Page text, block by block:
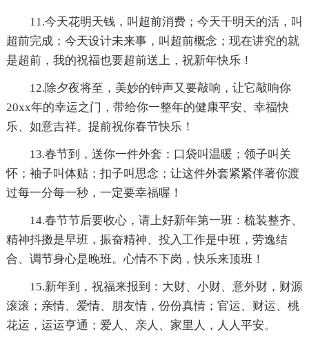
11.今天花明天钱，叫超前消费；今天干明天的活，叫
超前完成；今天设计未来事，叫超前概念；现在讲究的就
是超前，我的祝福也要超前送上，祝新年快乐！
12.除夕夜将至，美妙的钟声又要敲响，让它敲响你
20xx年的幸运之门，带给你一整年的健康平安、幸福快
乐、如意吉祥。提前祝你春节快乐！
13.春节到，送你一件外套：口袋叫温暖；领子叫关
怀；袖子叫体贴；扣子叫思念；让这件外套紧紧伴著你渡
过每一分每一秒，一定要幸福喔！
14.春节节后要收心，请上好新年第一班：梳装整齐、
精神抖擞是早班，振奋精神、投入工作是中班，劳逸结
合、调节身心是晚班。心情不下岗，快乐来顶班！
15.新年到，祝福来报到：大财、小财、意外财，财源
滚滚；亲情、爱情、朋友情，份份真情；官运、财运、桃
花运，运运亨通；爱人、亲人、家里人，人人平安。